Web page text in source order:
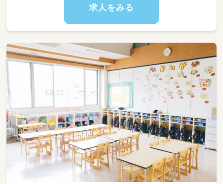
・15:30～ 自由遊び・順次降園
・18:30 通常保育終了（延長19:30まで）
・子どもが大好きで、一人ひとりにじっくり向き
合いたい方
・大人数だと目が届きにくい…と感じる方（定員
12名・複数担任のチーム保育です）
・年齢・キャリア不問。未経験・ブランクのある
＃楽しく働ける環境
・「みんな（保育士）でみんな（子ども）を見る」チ
ーム保育。日々の保育はみんなで協力し、書類
や保護者面談などは担当制で責任の所在も明確
です。
・大阪メトロ今福鶴見駅から徒歩10分／鶴見南
求人をみる